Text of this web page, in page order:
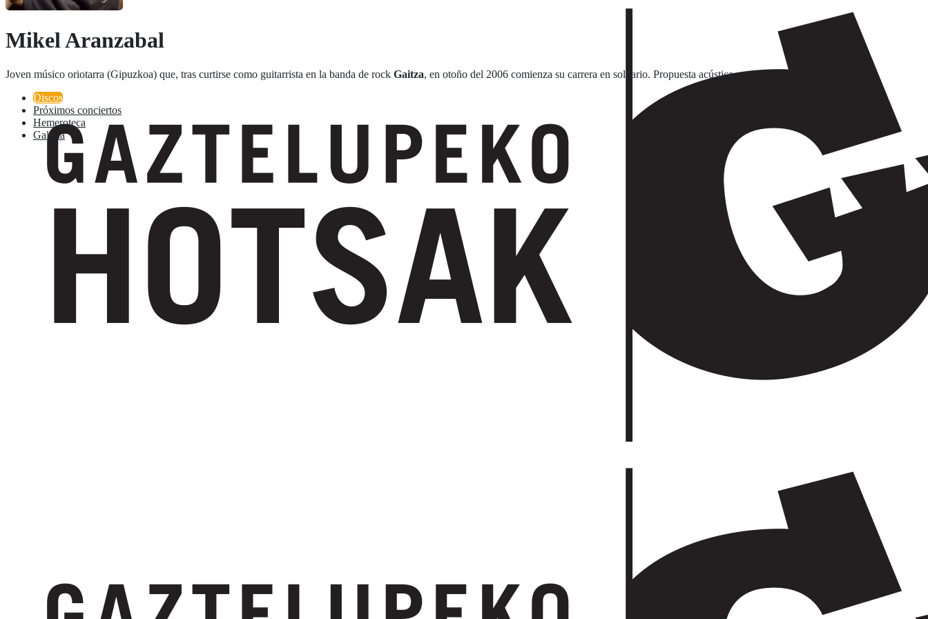
Mikel Aranzabal
Joven músico oriotarra (Gipuzkoa) que, tras curtirse como guitarrista en la banda de rock Gaitza, en otoño del 2006 comienza su carrera en solitario. Propuesta acústica
Discos
Próximos conciertos
Hemeroteca
Galeria